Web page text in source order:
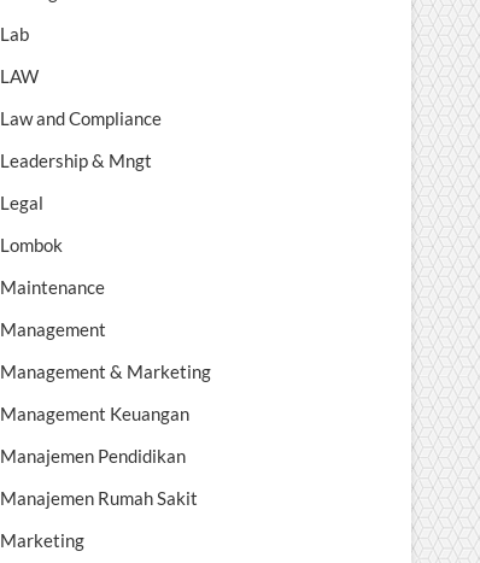
Lab
LAW
Law and Compliance
Leadership & Mngt
Legal
Lombok
Maintenance
Management
Management & Marketing
Management Keuangan
Manajemen Pendidikan
Manajemen Rumah Sakit
Marketing